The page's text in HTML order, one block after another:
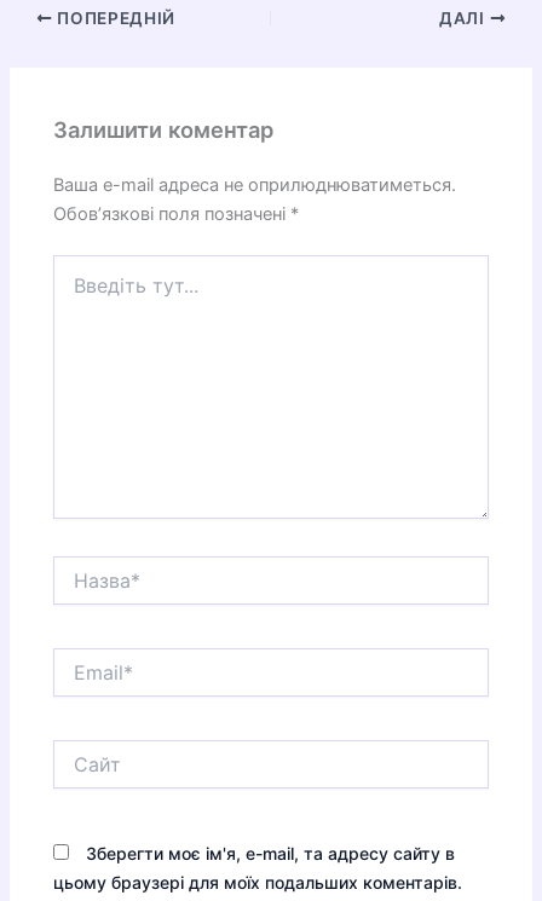
ПОПЕРЕДНІЙ ДАЛІ
Залишити коментар
Ваша e-mail адреса не оприлюднюватиметься.
Обов’язкові поля позначені *
тут...
Зберегти моє ім'я, e-mail, та адресу сайту в
цьому браузері для моїх подальших коментарів.